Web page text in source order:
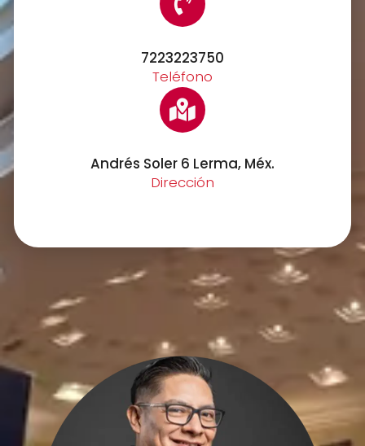
7223223750
Teléfono
Andrés Soler 6 Lerma, Méx.
Dirección